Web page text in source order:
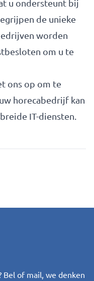
u ondersteunt bij
de unieke
worden
om u te
ons op om te
horecabedrijf kan
IT-diensten.
of mail, we denken